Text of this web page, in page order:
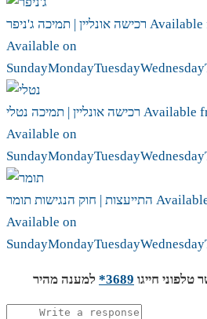
רכישה אונליין | תמיכה Available
Available on
SundayMondayTuesdayWednesday
רכישה אונליין | תמיכה Available
Available on
SundayMondayTuesdayWednesday
התייעצות | חוק הנגישות
Available on
SundayMondayTuesdayWednesday
טלפוני חייגו 3689* למענה מהיר